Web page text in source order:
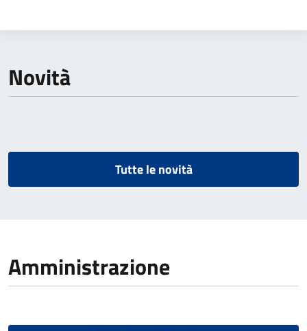
Novità
Tutte le novità
Amministrazione